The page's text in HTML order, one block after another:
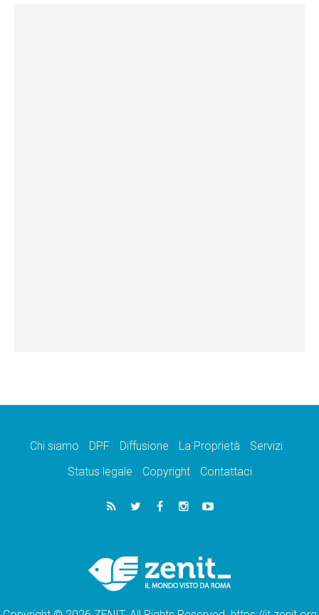
Chi siamo DPF Diffusione La Proprietà
Servizi
Status legale
Copyright Contattaci